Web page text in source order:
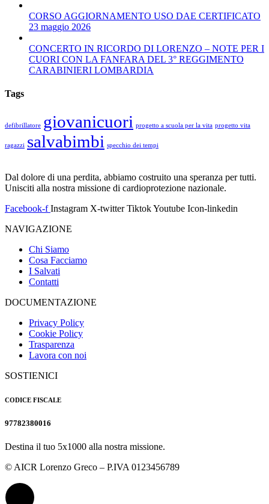
CORSO AGGIORNAMENTO USO DAE CERTIFICATO
23 maggio 2026
CONCERTO IN RICORDO DI LORENZO – NOTE PER I
CUORI CON LA FANFARA DEL 3° REGGIMENTO
CARABINIERI LOMBARDIA
Tags
defibrillatore giovanicuori progetto a scuola per la vita progetto vita
ragazzi salvabimbi specchio dei tempi
Dal dolore di una perdita, abbiamo costruito una speranza per tutti.
Unisciti alla nostra missione di cardioprotezione nazionale.
Facebook-f Instagram X-twitter TiktokYoutube Icon-linkedin
NAVIGAZIONE
Chi Siamo
Cosa Facciamo
I Salvati
Contatti
DOCUMENTAZIONE
Privacy Policy
Cookie Policy
Trasparenza
Lavora con noi
SOSTIENICI
CODICE FISCALE
97782380016
Destina il tuo 5x1000 alla nostra missione.
© AICR Lorenzo Greco – P.IVA 0123456789